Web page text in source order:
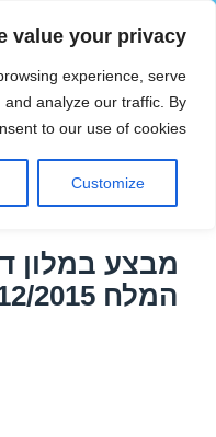
value your privacy
experience, serve
analyze our traffic. By
to our use of cookies.
Customize
הוטצימר
תגית:חופשה בים
מבצע במלון
המלח 13/12/2015